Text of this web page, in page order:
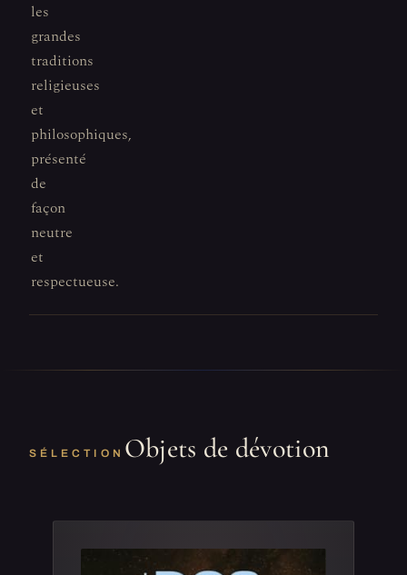
les
grandes
traditions
religieuses
et
philosophiques,
présenté
de
façon
neutre
et
respectueuse.
SÉLECTION Objets de dévotion